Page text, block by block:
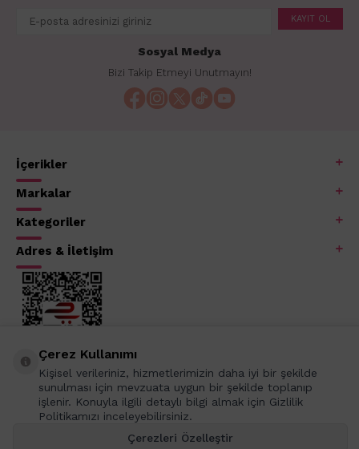
KAYIT OL
Sosyal Medya
Bizi Takip Etmeyi Unutmayın!
İçerikler
Markalar
Kategoriler
Adres & İletişim
Çerez Kullanımı
Kişisel verileriniz, hizmetlerimizin daha iyi bir şekilde
sunulması için mevzuata uygun bir şekilde toplanıp
işlenir. Konuyla ilgili detaylı bilgi almak için Gizlilik
Politikamızı inceleyebilirsiniz.
Çerezleri Özelleştir